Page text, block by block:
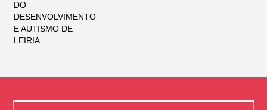
DO
DESENVOLVIMENTO
E AUTISMO DE
LEIRIA